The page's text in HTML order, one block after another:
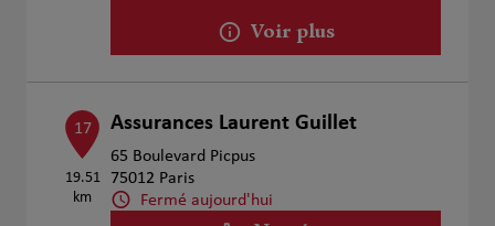
Voir plus
17
19.51
km
Assurances Laurent Guillet
65 Boulevard Picpus
75012 Paris
Fermé aujourd'hui